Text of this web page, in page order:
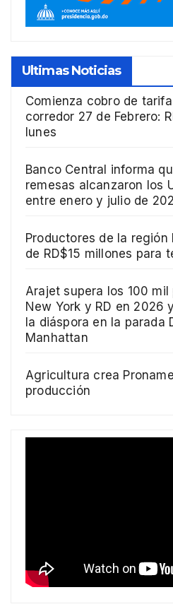
Ultimas Noticias
Comienza cobro de
corredor 27 de Febrero:
lunes
Banco Central informa
remesas alcanzaron los
entre enero y julio de
Productores de la
de RD$15 millones para
Arajet supera los 100
New York y RD en 2026
la diáspora en la parada
Manhattan
Agricultura crea
producción